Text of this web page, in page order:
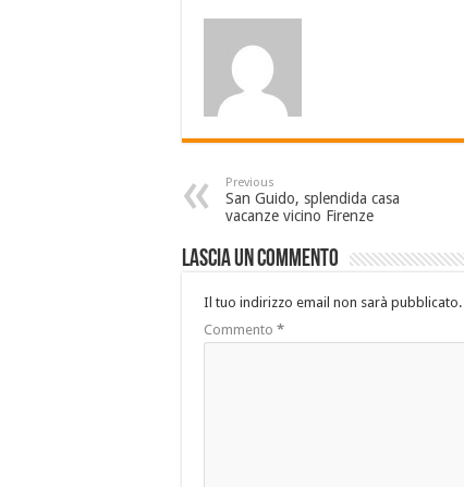
Previous
San Guido, splendida casa
vacanze vicino Firenze
Lascia un commento
Il tuo indirizzo email non sarà pubblicato.
Commento *